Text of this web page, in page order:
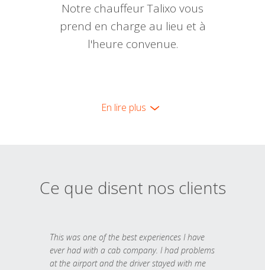
Notre chauffeur Talixo vous
prend en charge au lieu et à
l'heure convenue.
En lire plus
Ce que disent nos clients
This was one of the best experiences I have
ever had with a cab company. I had problems
at the airport and the driver stayed with me